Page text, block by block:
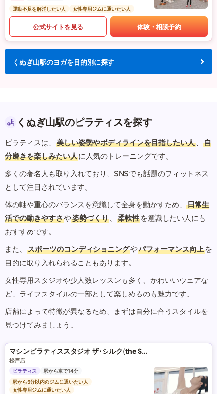
運動不足を解消したい人
女性専用ジムに通いたい人
公式サイトを見る 体験・相談予約
くぬぎ山駅のヨガを目的別に探す
くぬぎ山駅のピラティスを探す
ピラティスは、 美しい姿勢やボディラインを目指したい人 、
自
分磨きを楽しみたい人に人気のトレーニングです。
多くの著名人も取り入れており、SNSでも話題のフィットネス
として注目されています。
体の軸や重心のバランスを意識して全身を動かすため、
日常生
活での動きやすさや姿勢づくり 、 柔軟性 を意識したい人にも
おすすめです。
また、
スポーツのコンディショニングやパフォーマンス向上 を
目的に取り入れられることもあります。
女性専用スタジオや少人数レッスンも多く、かわいいウェアな
ど、ライフスタイルの一部として楽しめるのも魅力です。
店舗によって特徴が異なるため、まずは自分に合うスタイルを
見つけてみましょう。
マシンピラティススタジオ ザ･シルク(the SILK)
松戸店
ピラティス
駅から車で14分
駅から5分以内のジムに通いたい人
女性専用ジムに通いたい人